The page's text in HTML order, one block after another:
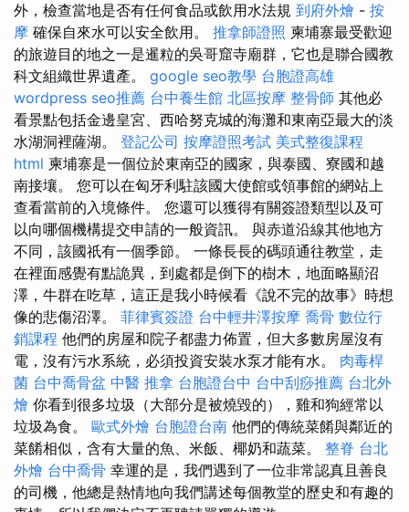
外，檢查當地是否有任何食品或飲用水法規 到府外燴 - 按
摩 確保自來水可以安全飲用。 推拿師證照 柬埔寨最受歡迎
的旅遊目的地之一是暹粒的吳哥窟寺廟群，它也是聯合國教
科文組織世界遺產。 google seo教學 台胞證高雄
wordpress seo推薦 台中養生館 北區按摩 整骨師 其他必
看景點包括金邊皇宮、西哈努克城的海灘和東南亞最大的淡
水湖洞裡薩湖。 登記公司 按摩證照考試 美式整復課程
html 柬埔寨是一個位於東南亞的國家，與泰國、寮國和越
南接壤。 您可以在匈牙利駐該國大使館或領事館的網站上
查看當前的入境條件。 您還可以獲得有關簽證類型以及可
以向哪個機構提交申請的一般資訊。 與赤道沿線其他地方
不同，該國祇有一個季節。 一條長長的碼頭通往教堂，走
在裡面感覺有點詭異，到處都是倒下的樹木，地面略顯沼
澤，牛群在吃草，這正是我小時候看《說不完的故事》時想
像的悲傷沼澤。 菲律賓簽證 台中輕井澤按摩 喬骨 數位行
銷課程 他們的房屋和院子都盡力佈置，但大多數房屋沒有
電，沒有污水系統，必須投資安裝水泵才能有水。 肉毒桿
菌 台中喬骨盆 中醫 推拿 台胞證台中 台中刮痧推薦 台北外
燴 你看到很多垃圾（大部分是被燒毀的），雞和狗經常以
垃圾為食。 歐式外燴 台胞證台南 他們的傳統菜餚與鄰近的
菜餚相似，含有大量的魚、米飯、椰奶和蔬菜。 整脊 台北
外燴 台中喬骨 幸運的是，我們遇到了一位非常認真且善良
的司機，他總是熱情地向我們講述每個教堂的歷史和有趣的